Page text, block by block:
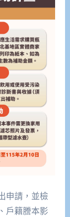
申請，並檢
戶籍謄本影